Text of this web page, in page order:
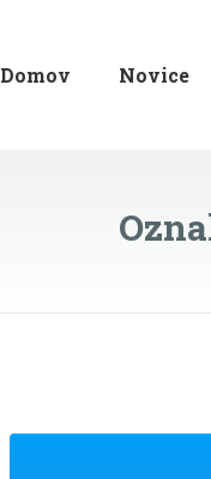
Domov Novice